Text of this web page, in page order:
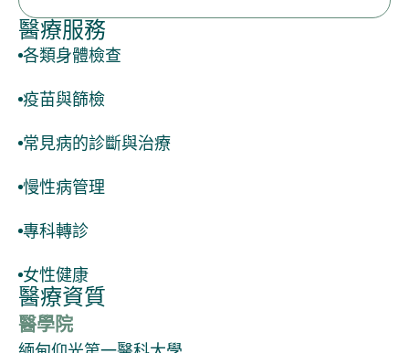
醫療服務
各類身體檢查
疫苗與篩檢
常見病的診斷與治療
慢性病管理
專科轉診
女性健康
醫療資質
醫學院